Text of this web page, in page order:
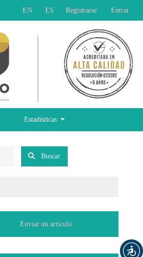
EN ES Registrarse Entrar
Estadísticas
Buscar
Enviar un artículo